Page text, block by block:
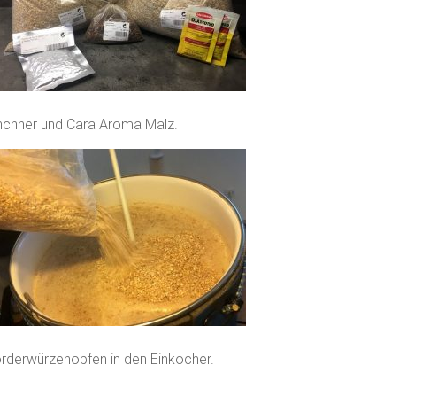
und Cara Aroma Malz.
in den Einkocher.